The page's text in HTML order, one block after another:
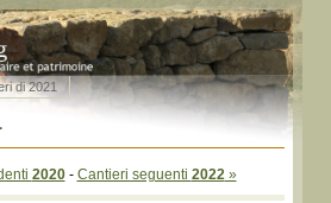
di 2021
2020- Cantieri seguenti 2022»